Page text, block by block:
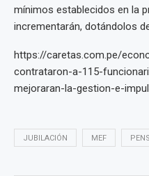
mínimos establecidos en la
incrementarán, dotándolos
https://caretas.com.pe/
contrataron-a-115-
mejoraran-la-gestion-e-
JUBILACIÓN MEF